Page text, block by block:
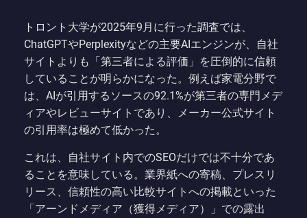
トロント大学が2025年9月に行った調査では、
ChatGPTやPerplexityなどの主要AIエンジンが、自社
サイトよりも「第三者による評価」を圧倒的に信頼
していることが明らかになった。例えば家電分野で
は、AIが引用するソースの92.1%が第三者の専門メデ
ィアやレビューサイトであり、メーカー公式サイト
の引用率は極めて低かった。
これは、自社サイト内でのSEOだけでは不十分であ
ることを意味している。業界紙への寄稿、プレスリ
リース、信頼性の高い比較サイトへの掲載といった
「アーンドメディア（獲得メディア）」での露出